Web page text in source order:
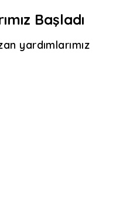
Başladı
yardımlarımız